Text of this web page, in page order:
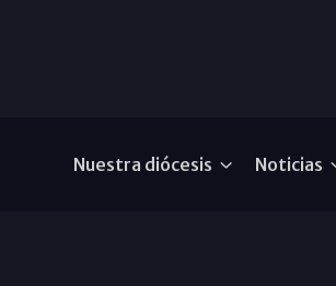
Nuestra diócesis Noticias